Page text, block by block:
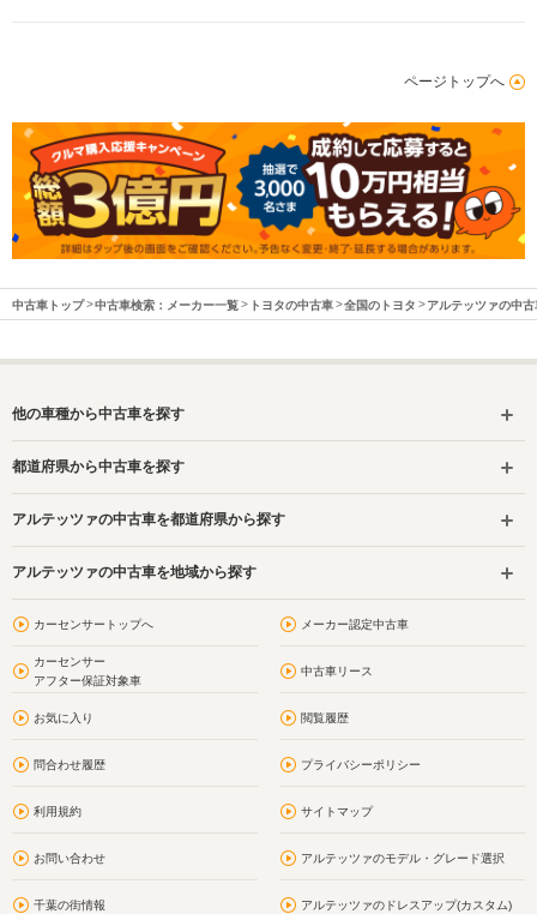
ページトップへ
中古車トップ 中古車検索：メーカー一覧 トヨタの中古車 全国のトヨタ アルテッツァの中古
他の車種から中古車を探す
都道府県から中古車を探す
アルテッツァの中古車を都道府県から探す
アルテッツァの中古車を地域から探す
カーセンサートップへ メーカー認定中古車
カーセンサー
アフター保証対象車
中古車リース
お気に入り 閲覧履歴
問合わせ履歴 プライバシーポリシー
利用規約 サイトマップ
お問い合わせ アルテッツァのモデル・グレード選択
千葉の街情報 アルテッツァのドレスアップ(カスタム)